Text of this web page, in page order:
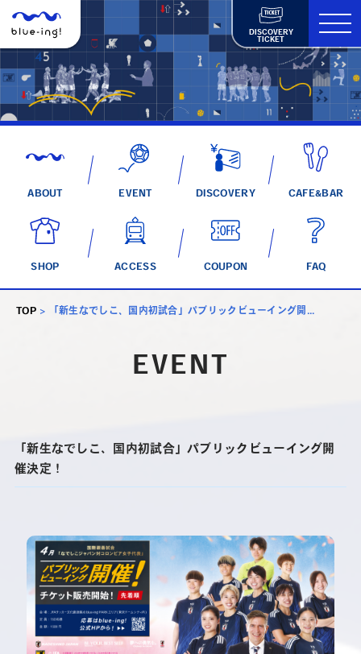
DISCOVERY
TICKET
ABOUT EVENT DISCOVERY CAFE&BAR
SHOP ACCESS COUPON FAQ
TOP > 「新生なでしこ、国内初試合」パブリックビューイング開...
EVENT
「新生なでしこ、国内初試合」パブリックビューイング開
催決定！